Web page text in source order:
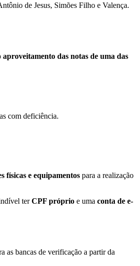
de Jesus, Simões Filho e Valença.
aproveitamento das notas de uma das
com deficiência.
físicas e equipamentos para a realização
terCPF próprio e uma conta de e-
as bancas de verificação a partir da